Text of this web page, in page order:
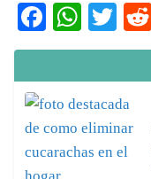
Fa
ce
bo
ok
W
ha
ts
A
pp
T
wi
tte
r